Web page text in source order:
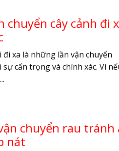
chuyển cây cảnh đi
đi xa là những lần vận chuyển
cẩn trọng và chính xác. Vì
chuyển rau tránh
nát